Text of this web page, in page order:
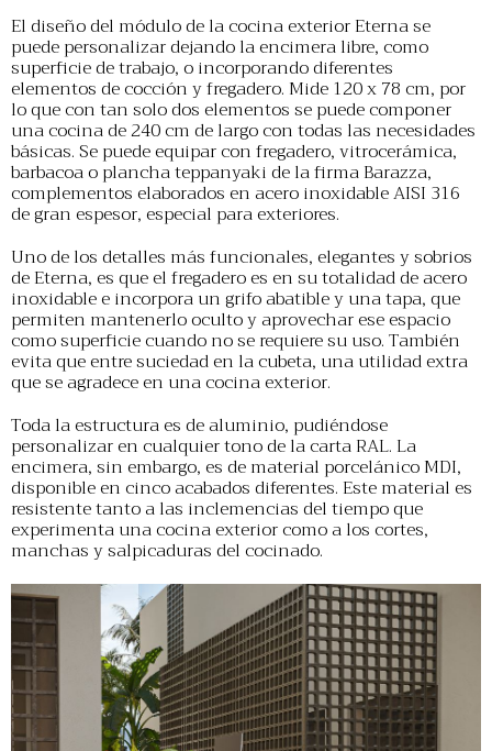
El diseño del módulo de la cocina exterior Eterna se
puede personalizar dejando la encimera libre, como
superficie de trabajo, o incorporando diferentes
elementos de cocción y fregadero. Mide 120 x 78 cm, por
lo que con tan solo dos elementos se puede componer
una cocina de 240 cm de largo con todas las necesidades
básicas. Se puede equipar con fregadero, vitrocerámica,
barbacoa o plancha teppanyaki de la firma Barazza,
complementos elaborados en acero inoxidable AISI 316
de gran espesor, especial para exteriores.
Uno de los detalles más funcionales, elegantes y sobrios
de Eterna, es que el fregadero es en su totalidad de acero
inoxidable e incorpora un grifo abatible y una tapa, que
permiten mantenerlo oculto y aprovechar ese espacio
como superficie cuando no se requiere su uso. También
evita que entre suciedad en la cubeta, una utilidad extra
que se agradece en una cocina exterior.
Toda la estructura es de aluminio, pudiéndose
personalizar en cualquier tono de la carta RAL. La
encimera, sin embargo, es de material porcelánico MDI,
disponible en cinco acabados diferentes. Este material es
resistente tanto a las inclemencias del tiempo que
experimenta una cocina exterior como a los cortes,
manchas y salpicaduras del cocinado.